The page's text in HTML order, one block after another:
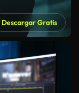
Descargar Gratis